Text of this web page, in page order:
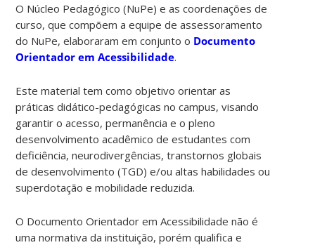
O Núcleo Pedagógico (NuPe) e as coordenações de
curso, que compõem a equipe de assessoramento
do NuPe, elaboraram em conjunto o Documento
Orientador em Acessibilidade.
Este material tem como objetivo orientar as
práticas didático-pedagógicas no campus, visando
garantir o acesso, permanência e o pleno
desenvolvimento acadêmico de estudantes com
deficiência, neurodivergências, transtornos globais
de desenvolvimento (TGD) e/ou altas habilidades ou
superdotação e mobilidade reduzida.
O Documento Orientador em Acessibilidade não é
uma normativa da instituição, porém qualifica e